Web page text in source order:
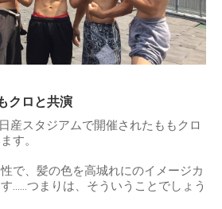
クロと共演
産スタジアムで開催されたももクロ
す。
で、髪の色を高城れにのイメージカ
……つまりは、そういうことでしょう